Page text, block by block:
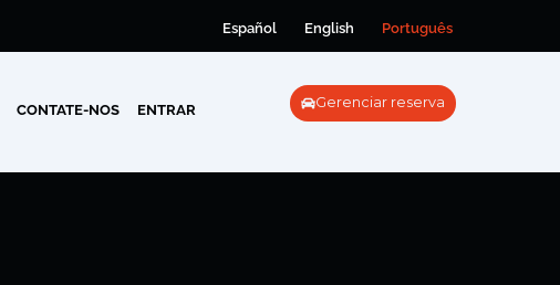
Español English Português
CONTATE-NOS ENTRAR Gerenciar reserva